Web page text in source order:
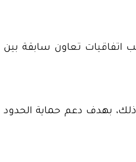
اتفاقيات تعاون سابقة بين
إلى 80 ألف جندي إذا اقتضت الظروف ذلك، بهدف دعم حماية الحدود